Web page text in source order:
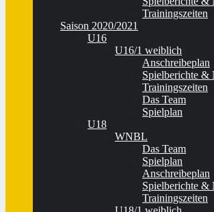
Trainingszeiten
Saison 2020/2021
U16
U16/1 weiblich
Anschreibeplan
Spielberichte &
Trainingszeiten
Das Team
Spielplan
U18
WNBL
Das Team
Spielplan
Anschreibeplan
Spielberichte &
Trainingszeiten